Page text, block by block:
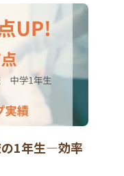
の1年生―効率